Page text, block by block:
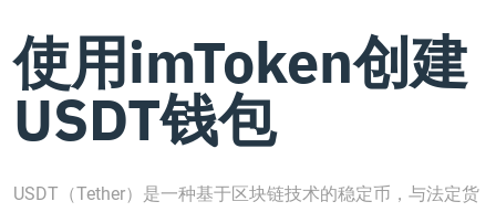
使用imToken创建
USDT钱包
USDT（Tether）是一种基于区块链技术的稳定币，与法定货